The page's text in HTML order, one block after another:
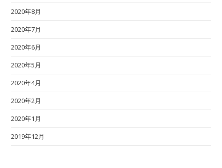
2020年8月
2020年7月
2020年6月
2020年5月
2020年4月
2020年2月
2020年1月
2019年12月